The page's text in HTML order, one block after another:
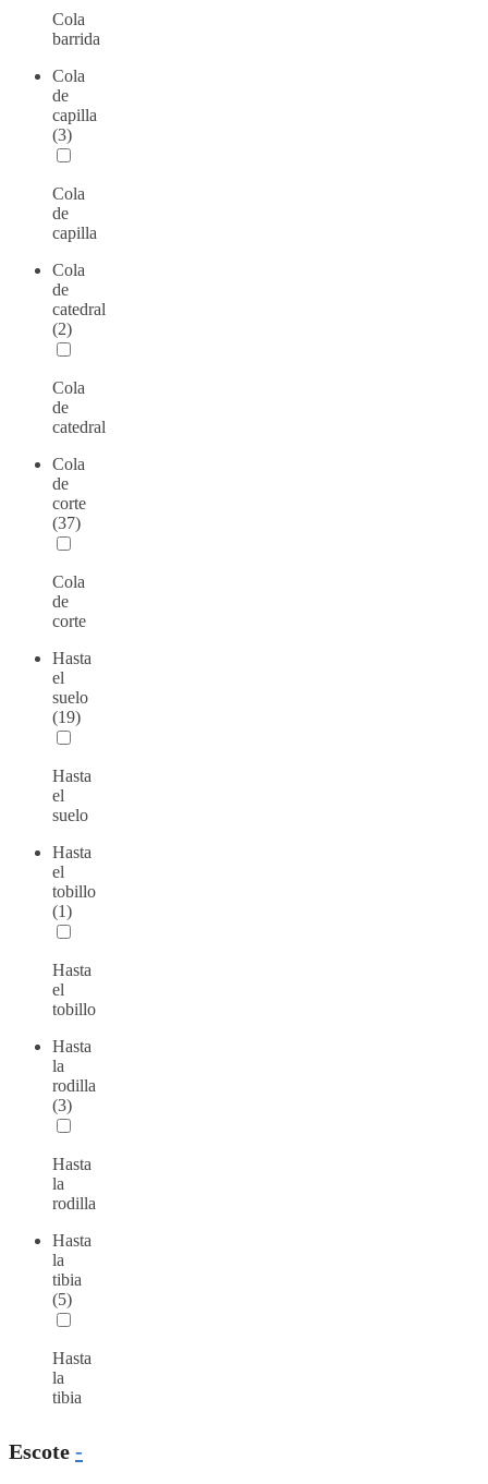
Cola
barrida
Cola
de
capilla
(3)
Cola
de
capilla
Cola
de
catedral
(2)
Cola
de
catedral
Cola
de
corte
(37)
Cola
de
corte
Hasta
el
suelo
(19)
Hasta
el
suelo
Hasta
el
tobillo
(1)
Hasta
el
tobillo
Hasta
la
rodilla
(3)
Hasta
la
rodilla
Hasta
la
tibia
(5)
Hasta
la
tibia
Escote -